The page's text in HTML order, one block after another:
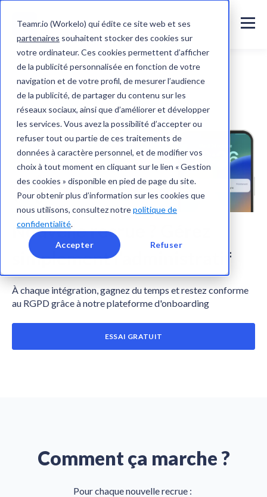
Teamr.io (Workelo) qui édite ce site web et ses
partenaires souhaitent stocker des cookies sur
votre ordinateur. Ces cookies permettent d’afficher
de la publicité personnalisée en fonction de votre
navigation et de votre profil, de mesurer l’audience
de la publicité, de partager du contenu sur les
réseaux sociaux, ainsi que d’améliorer et développer
les services. Vous avez la possibilité d’accepter ou
refuser tout ou partie de ces traitements de
données à caractère personnel, et de modifier vos
choix à tout moment en cliquant sur le lien « Gestion
des cookies » disponible en pied de page du site.
Pour obtenir plus d’information sur les cookies que
nous utilisons, consultez notrepolitique de
confidentialité.
Accepter Refuser
Nouvelle recrue ? Gérez
simplement l’administratif
À chaque intégration, gagnez du temps et restez conforme
au RGPD grâce à notre plateforme d'onboarding
ESSAI GRATUIT
Comment ça marche ?
Pour chaque nouvelle recrue :